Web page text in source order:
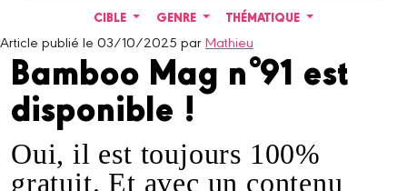
CIBLE GENRE THÉMATIQUE
Article publié le 03/10/2025 parMathieu
Bamboo Mag n°91 est
disponible !
Oui, il est toujours 100%
gratuit. Et avec un contenu